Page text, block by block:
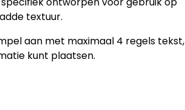
textuur.
aan met maximaal 4 regels tekst,
kunt plaatsen.